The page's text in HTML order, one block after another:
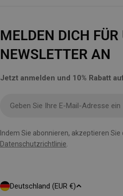
MELDEN DICH FÜR
NEWSLETTER AN
Jetzt anmelden und 10% Rabatt
Mail
eingeben
Indem Sie abonnieren, akzeptieren Sie
Datenschutzrichtlinie
L Deutschland (EUR €)